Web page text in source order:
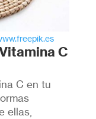
C
C en tu
ellas,